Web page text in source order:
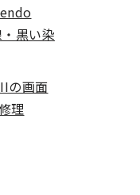
黒い染
の画面
理